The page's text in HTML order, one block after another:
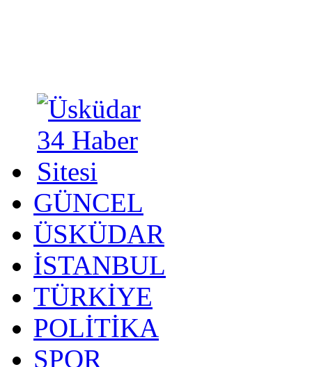
GÜNCEL
ÜSKÜDAR
İSTANBUL
TÜRKİYE
POLİTİKA
SPOR